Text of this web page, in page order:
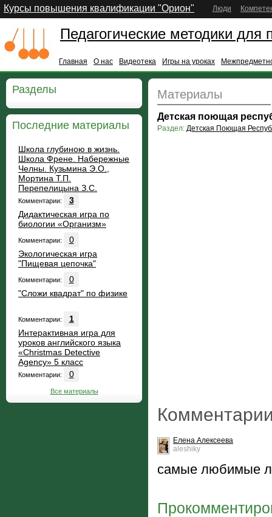
Курсы повышения квалификации "Орион" Люди
Педагогические методики для
Главная О нас Видеотека Игры на уроках
Разделы
Последние материалы
Школа глубиною в жизнь.
Школа Френе. Набережные
Челны. Кузьмина Э.О.,
Мортина Т.П.
Перепелицына З.С.
Комментарии:
3
Дидактическая игра по
биологии «Организм»
Комментарии:
0
Экологическая игра
"Пищевая цепочка"
Комментарии:
0
"Сложи квадрат" по физике
Комментарии:
1
Интерактивная игра для
уроков английского языка
«Christmas Detective
Agency» 5 класс
Комментарии: 0
Все материалы
Материалы
Детская поющая
Раздел: Детская Поющая
Елена Алексеева
aleshiky
самые любимые